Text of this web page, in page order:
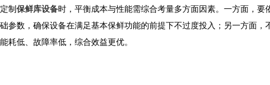
定制保鲜库设备时，平衡成本与性能需综合考量多方面因素。一方面，
础参数，确保设备在满足基本保鲜功能的前提下不过度投入；另一方面
能耗低、故障率低，综合效益更优。